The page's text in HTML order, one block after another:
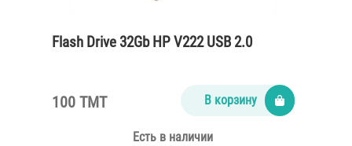
Flash Drive 32Gb HP V222 USB 2.0
100 TMT В корзину
Есть в наличии